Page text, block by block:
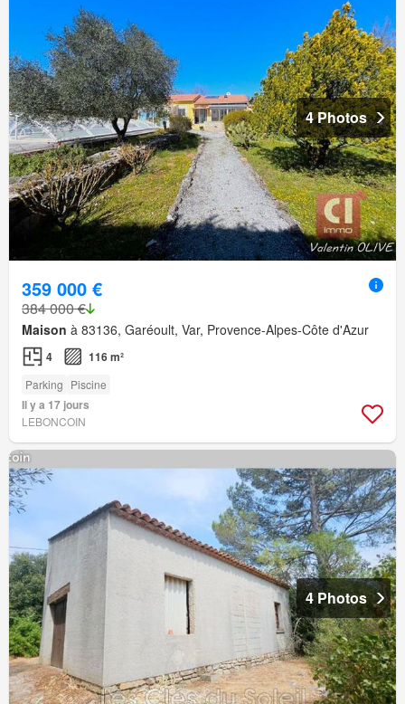
4 Photos
359 000 €
384 000 €
Maison à 83136, Garéoult, Var, Provence-Alpes-Côte d'Azur
4 116 m²
Parking Piscine
Il y a 17 jours
LEBONCOIN
4 Photos